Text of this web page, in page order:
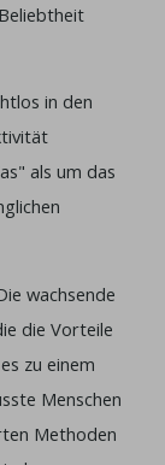
in den
als um das
wachsende
die Vorteile
zu einem
Menschen
Methoden